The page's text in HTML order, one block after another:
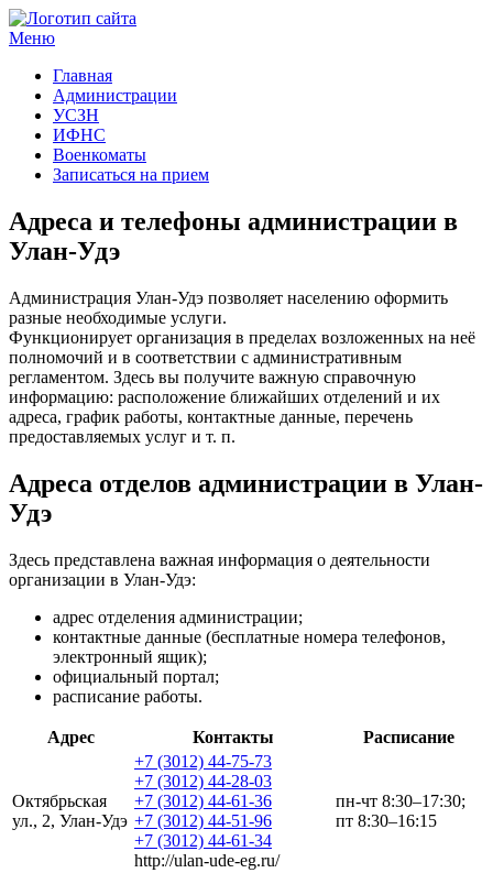
Меню
Главная
Администрации
УСЗН
ИФНС
Военкоматы
Записаться на прием
Адреса и телефоны администрации в
Улан-Удэ
Администрация Улан-Удэ позволяет населению оформить
разные необходимые услуги.
Функционирует организация в пределах возложенных на неё
полномочий и в соответствии с административным
регламентом. Здесь вы получите важную справочную
информацию: расположение ближайших отделений и их
адреса, график работы, контактные данные, перечень
предоставляемых услуг и т. п.
Адреса отделов администрации в Улан-
Удэ
Здесь представлена важная информация о деятельности
организации в Улан-Удэ:
адрес отделения администрации;
контактные данные (бесплатные номера телефонов,
электронный ящик);
официальный портал;
расписание работы.
Адрес Контакты Расписание
Октябрьская
ул., 2, Улан-Удэ
+7 (3012) 44-75-73
+7 (3012) 44-28-03
+7 (3012) 44-61-36
+7 (3012) 44-51-96
+7 (3012) 44-61-34
http://ulan-ude-eg.ru/
пн-чт 8:30–17:30;
пт 8:30–16:15